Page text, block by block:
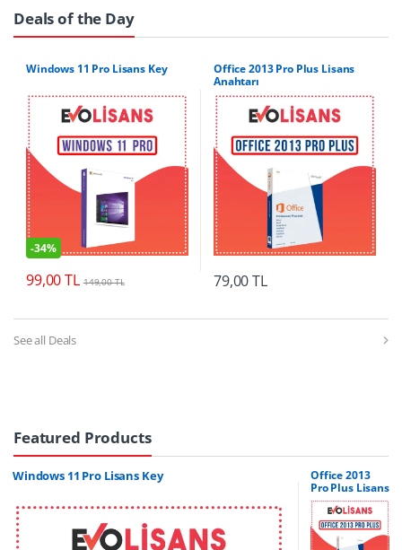
Deals of the Day
Windows 11 Pro Lisans Key
-34%
99,00TL 149,00TL
Office 2013 Pro Plus Lisans
Anahtarı
79,00TL
See all Deals
Featured Products
Windows 11 Pro Lisans Key
Office 2013
Pro Plus Lisans
Anahtarı